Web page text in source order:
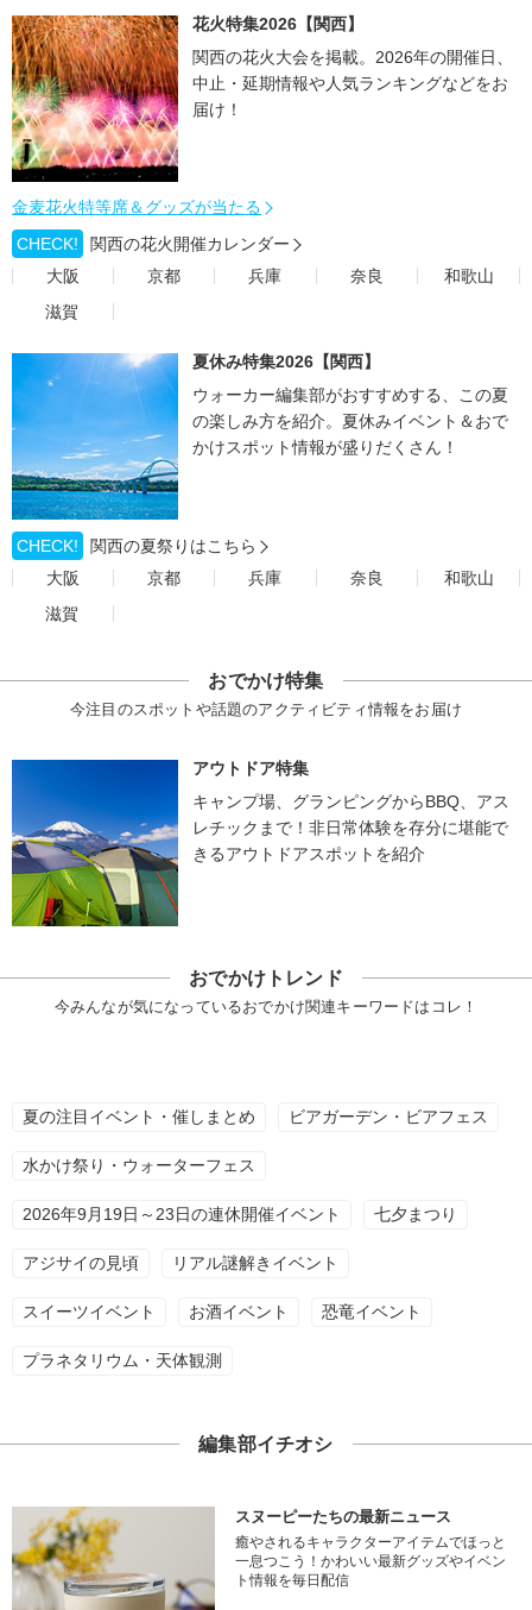
花火特集2026【関西】
関西の花火大会を掲載。2026年の開催日、
中止・延期情報や人気ランキングなどをお
届け！
金麦花火特等席＆グッズが当たる
CHECK!
関西の花火開催カレンダー
大阪
京都 兵庫 奈良
和歌山
滋賀
夏休み特集2026【関西】
ウォーカー編集部がおすすめする、この夏
の楽しみ方を紹介。夏休みイベント＆おで
かけスポット情報が盛りだくさん！
CHECK!
関西の夏祭りはこちら
大阪
京都 兵庫 奈良
和歌山
滋賀
おでかけ特集
今注目のスポットや話題のアクティビティ情報をお届け
アウトドア特集
キャンプ場、グランピングからBBQ、アス
レチックまで！非日常体験を存分に堪能で
きるアウトドアスポットを紹介
おでかけトレンド
今みんなが気になっているおでかけ関連キーワードはコレ！
夏の注目イベント・催しまとめ ビアガーデン・ビアフェス
水かけ祭り・ウォーターフェス
2026年9月19日～23日の連休開催イベント 七夕まつり
アジサイの見頃 リアル謎解きイベント
スイーツイベント お酒イベント 恐竜イベント
プラネタリウム・天体観測
編集部イチオシ
スヌーピーたちの最新ニュース
癒やされるキャラクターアイテムでほっと
一息つこう！かわいい最新グッズやイベン
ト情報を毎日配信